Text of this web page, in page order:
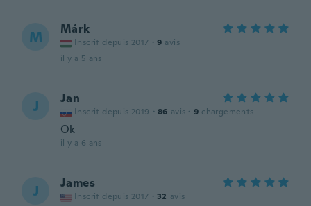
M Márk
Inscrit depuis 2017 · 9 avis
il y a 5 ans
J Jan
Inscrit depuis 2019 · 86 avis · 9 chargements
Ok
il y a 6 ans
J James
Inscrit depuis 2017 · 32 avis